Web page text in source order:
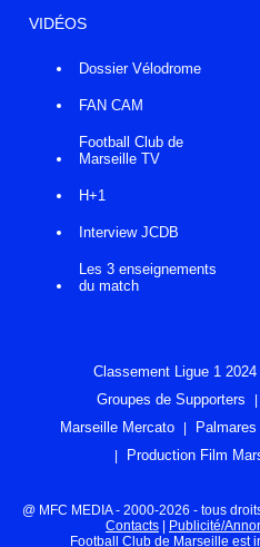
VIDÉOS
Dossier Vélodrome
FAN CAM
Football Club de
Marseille TV
H+1
Interview JCDB
Les 3 enseignements
du match
Classement Ligue 1
Groupes de Supporters
Marseille Mercato
Palmares
Production Film
@ MFC MEDIA - 2000-2026 - tous
Contacts
Publicité/
Football Club de Marseille est